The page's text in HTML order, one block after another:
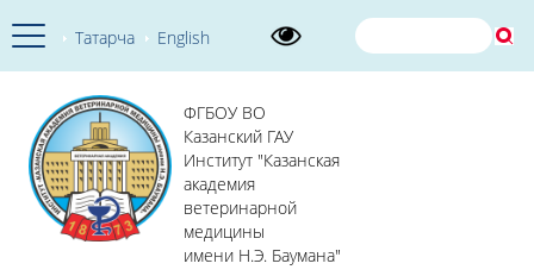
Татарча English
ФГБОУ ВО
Казанский ГАУ
Институт "Казанская
академия
ветеринарной
медицины
имени Н.Э. Баумана"